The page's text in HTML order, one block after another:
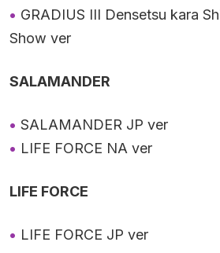
GRADIUS III Densetsu kara
Show ver
SALAMANDER
SALAMANDER JP ver
LIFE FORCE NA ver
LIFE FORCE
LIFE FORCE JP ver